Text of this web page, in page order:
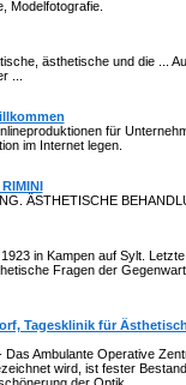
Modelfotografie.
ästhetische und die ...
...
für
im Internet legen.
ÄSTHETISCHE
in Kampen auf Sylt.
Fragen der
Tagesklinik für
Ambulante Operative
wird, ist fester